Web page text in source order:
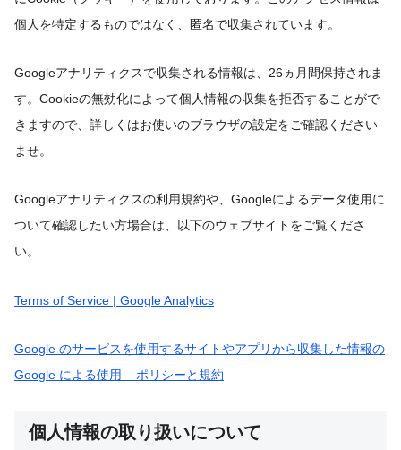
個人を特定するものではなく、匿名で収集されています。
Googleアナリティクスで収集される情報は、26ヵ月間保持されま
す。Cookieの無効化によって個人情報の収集を拒否することがで
きますので、詳しくはお使いのブラウザの設定をご確認ください
ませ。
Googleアナリティクスの利用規約や、Googleによるデータ使用に
ついて確認したい方場合は、以下のウェブサイトをご覧くださ
い。
Terms of Service | Google Analytics
Google のサービスを使用するサイトやアプリから収集した情報の
Google による使用 – ポリシーと規約
個人情報の取り扱いについて